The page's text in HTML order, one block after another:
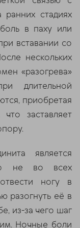
стадиях
в паху или
вставании со
нескольких
«разогрева»
длительной
приобретая
заставляет
является
не во всех
ногу в
разогнуть её в
из-за чего шаг
Ночные боли